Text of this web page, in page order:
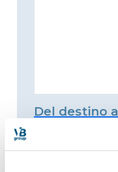
Del destino
viajero